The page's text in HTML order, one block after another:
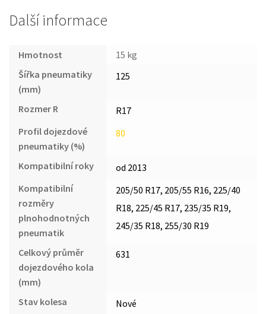
Další informace
Hmotnost
15 kg
Šířka pneumatiky
(mm)
125
Rozmer R
R17
Profil dojezdové
pneumatiky (%)
80
Kompatibilní roky
od 2013
Kompatibilní
rozměry
plnohodnotných
pneumatik
205/50 R17, 205/55 R16, 225/40
R18, 225/45 R17, 235/35 R19,
245/35 R18, 255/30 R19
Celkový průměr
dojezdového kola
(mm)
631
Stav kolesa Nové